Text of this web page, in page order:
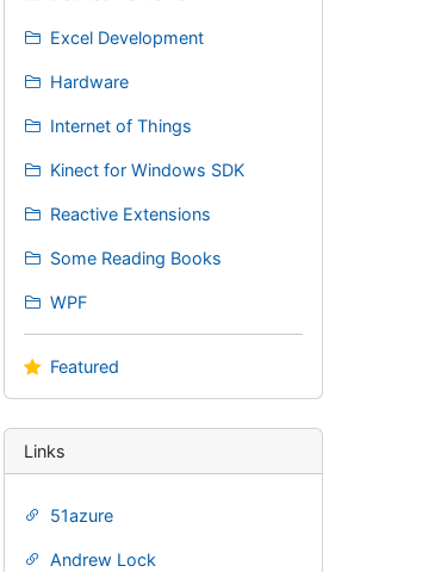
Excel Development
Hardware
Internet of Things
Kinect for Windows SDK
Reactive Extensions
Some Reading Books
WPF
Featured
Links
51azure
Andrew Lock